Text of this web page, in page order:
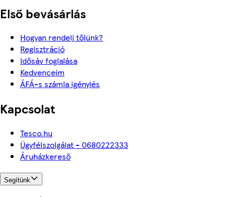
Első bevásárlás
Hogyan rendelj tőlünk?
Regisztráció
Idősáv foglalása
Kedvenceim
ÁFÁ-s számla igénylés
Kapcsolat
Tesco.hu
Ügyfélszolgálat - 0680222333
Áruházkereső
Segítünk